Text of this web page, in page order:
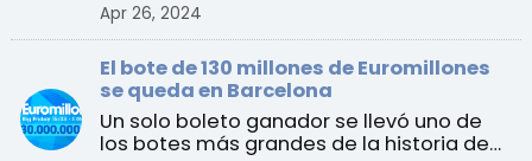
Apr 26, 2024
El bote de 130 millones de Euromillones
se queda en Barcelona
Un solo boleto ganador se llevó uno de
los botes más grandes de la historia de